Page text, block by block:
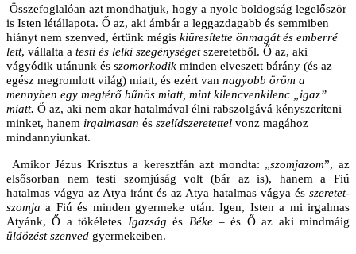
Összefoglalóan azt mondhatjuk, hogy a nyolc boldogság legelőször
is Isten létállapota. Ő az, aki ámbár a leggazdagabb és semmiben
hiányt nem szenved, értünk mégis kiüresítette önmagát és emberré
lett, vállalta a testi és lelki szegénységetszeretetből. Ő az, aki
vágyódik utánunk és szomorkodik minden elveszett bárány (és az
egész megromlott világ) miatt, és ezért van nagyobb öröm a
mennyben egy megtérő bűnös miatt, mint kilencvenkilenc „igaz”
miatt. Ő az, aki nem akar hatalmával élni rabszolgává kényszeríteni
minket, hanem irgalmasan és szelídszeretettel vonz magához
mindannyiunkat.
Amikor Jézus Krisztus a keresztfán azt mondta: „szomjazom”, az
elsősorban nem testi szomjúság volt (bár az is), hanem a Fiú
hatalmas vágya az Atya iránt és az Atya hatalmas vágya és szeretet-
szomja a Fiú és minden gyermeke után. Igen, Isten a mi irgalmas
Atyánk, Ő a tökéletes Igazság és Béke– és Ő az aki mindmáig
üldözést szenved gyermekeiben.